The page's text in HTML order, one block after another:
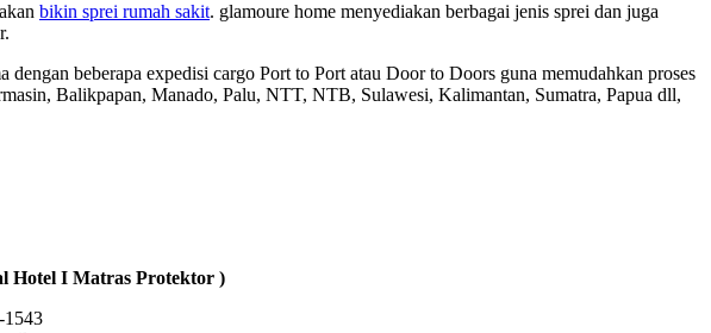
bikin sprei rumah sakit. glamoure home menyediakan berbagai jenis sprei dan juga
beberapa expedisi cargo Port to Port atau Door to Doors guna memudahkan proses
Balikpapan, Manado, Palu, NTT, NTB, Sulawesi, Kalimantan, Sumatra, Papua dll,
Hotel I Matras Protektor )